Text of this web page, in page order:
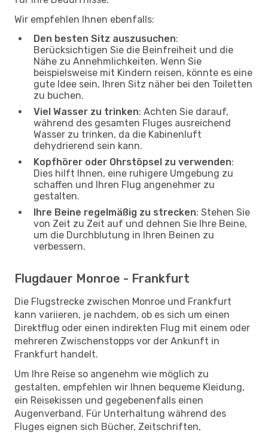
Wir empfehlen Ihnen ebenfalls:
Den besten Sitz auszusuchen:
Berücksichtigen Sie die Beinfreiheit und die
Nähe zu Annehmlichkeiten. Wenn Sie
beispielsweise mit Kindern reisen, könnte es eine
gute Idee sein, Ihren Sitz näher bei den Toiletten
zu buchen.
Viel Wasser zu trinken: Achten Sie darauf,
während des gesamten Fluges ausreichend
Wasser zu trinken, da die Kabinenluft
dehydrierend sein kann.
Kopfhörer oder Ohrstöpsel zu verwenden:
Dies hilft Ihnen, eine ruhigere Umgebung zu
schaffen und Ihren Flug angenehmer zu
gestalten.
Ihre Beine regelmäßig zu strecken: Stehen Sie
von Zeit zu Zeit auf und dehnen Sie Ihre Beine,
um die Durchblutung in Ihren Beinen zu
verbessern.
Flugdauer Monroe - Frankfurt
Die Flugstrecke zwischen Monroe und Frankfurt
kann variieren, je nachdem, ob es sich um einen
Direktflug oder einen indirekten Flug mit einem oder
mehreren Zwischenstopps vor der Ankunft in
Frankfurt handelt.
Um Ihre Reise so angenehm wie möglich zu
gestalten, empfehlen wir Ihnen bequeme Kleidung,
ein Reisekissen und gegebenenfalls einen
Augenverband. Für Unterhaltung während des
Fluges eignen sich Bücher, Zeitschriften,